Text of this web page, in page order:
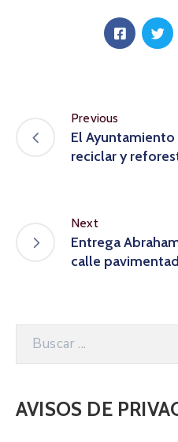
Previous
El
reciclar y
Next
Entrega
calle
AVISOS DE